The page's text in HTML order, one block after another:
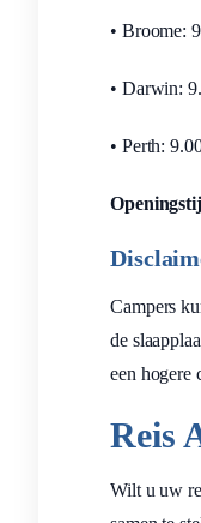
• Broome:
• Darwin:
• Perth:
Campers
de
een hogere
Reis
Wilt u uw